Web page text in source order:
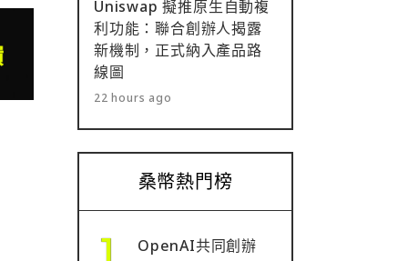
Uniswap 擬推原生自動複
利功能：聯合創辦人揭露
新機制，正式納入產品路
線圖
22 hours ago
桑幣熱門榜
OpenAI共同創辦